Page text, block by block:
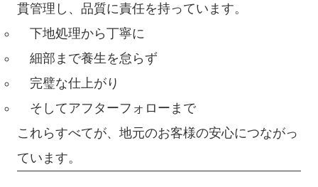
貫管理し、品質に責任を持っています。
下地処理から丁寧に
細部まで養生を怠らず
完璧な仕上がり
そしてアフターフォローまで
これらすべてが、地元のお客様の安心につながっ
ています。